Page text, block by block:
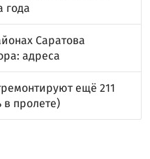
года
Саратова
адреса
ещё 211
пролете)